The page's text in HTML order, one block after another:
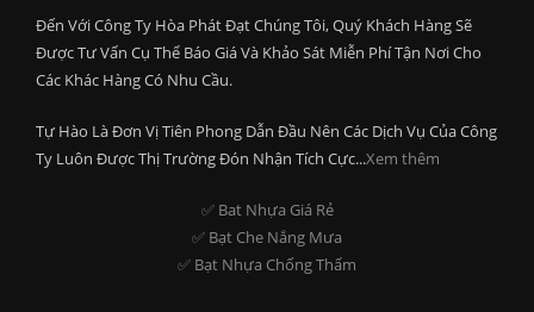
Đến Với Công Ty Hòa Phát Đạt Chúng Tôi, Quý Khách Hàng Sẽ
Được Tư Vấn Cụ Thể Báo Giá Và Khảo Sát Miễn Phí Tận Nơi Cho
Các Khác Hàng Có Nhu Cầu.
Tự Hào Là Đơn Vị Tiên Phong Dẫn Đầu Nên Các Dịch Vụ Của Công
Ty Luôn Được Thị Trường Đón Nhận Tích Cực...Xem thêm
✅ Bat Nhựa Giá Rẻ
✅ Bạt Che Nắng Mưa
✅ Bạt Nhựa Chống Thấm